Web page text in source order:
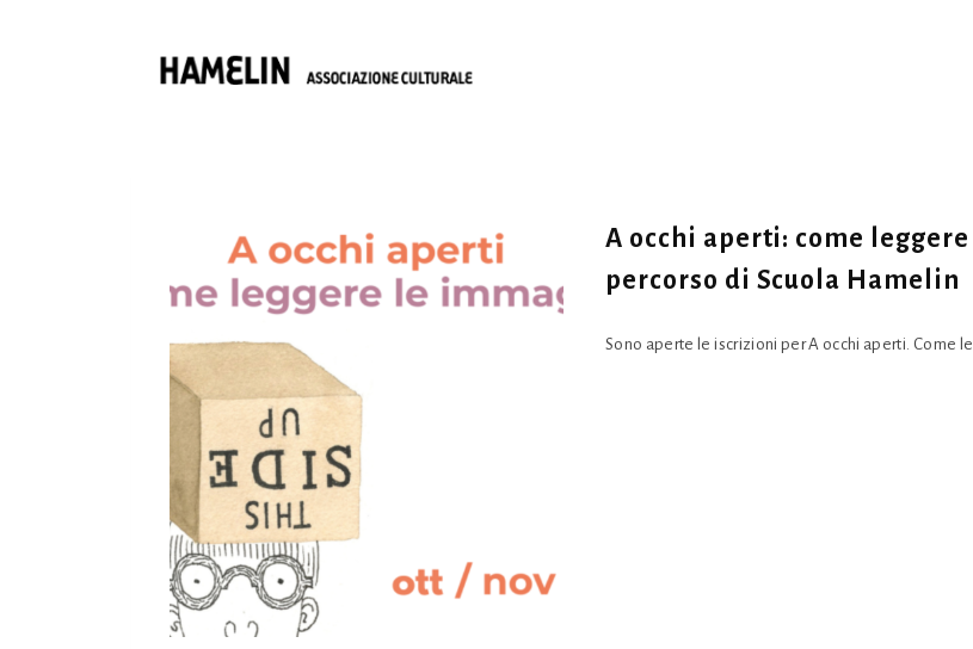
A occhi aperti: come
percorso di Scuola Hamelin
Sono aperte le iscrizioni per A occhi aperti. Come